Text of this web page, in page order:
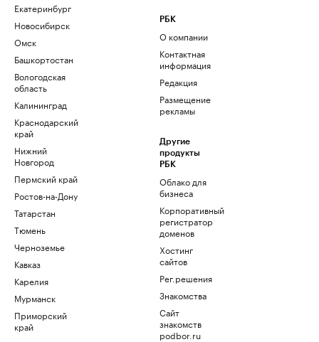
Екатеринбург
Новосибирск
Омск
Башкортостан
Вологодская
область
Калининград
Краснодарский
край
Нижний
Новгород
Пермский край
Ростов-на-Дону
Татарстан
Тюмень
Черноземье
Кавказ
Карелия
Мурманск
Приморский
край
РБК
О компании
Контактная
информация
Редакция
Размещение
рекламы
Другие
продукты
РБК
Облако для
бизнеса
Корпоративный
регистратор
доменов
Хостинг
сайтов
Рег.решения
Знакомства
Сайт
знакомств
podbor.ru